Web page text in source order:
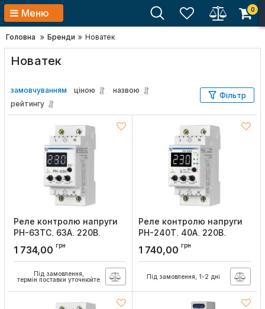
Меню 0
Головна Бренди Новатек
Новатек
замовчуванням ціною
назвою
рейтингу
Фільтр
Реле контролю напруги
РН-63ТС, 63А, 220В,
Артикул:
1 734,00 грн
Під замовлення,
термін поставки уточнюйте
Реле контролю напруги
РН-240Т, 40А, 220В,
Артикул:
1 740,00 грн
Під замовлення, 1-2 дні